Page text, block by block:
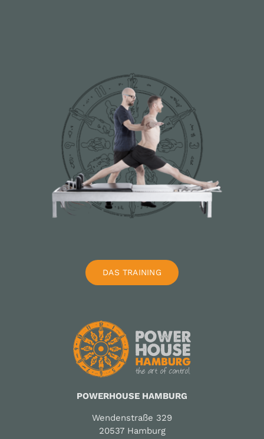
DAS TRAINING
POWERHOUSE HAMBURG
Wendenstraße 329
20537 Hamburg